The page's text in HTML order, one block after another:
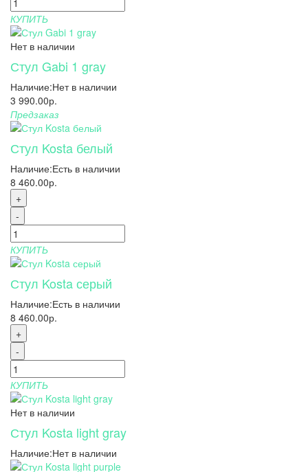
КУПИТЬ
Нет в наличии
Стул Gabi 1 gray
Наличие:Нет в наличии
3 990.00р.
Предзаказ
Стул Kosta белый
Наличие:Есть в наличии
8 460.00р.
+
-
КУПИТЬ
Стул Kosta серый
Наличие:Есть в наличии
8 460.00р.
+
-
КУПИТЬ
Нет в наличии
Стул Kosta light gray
Наличие:Нет в наличии